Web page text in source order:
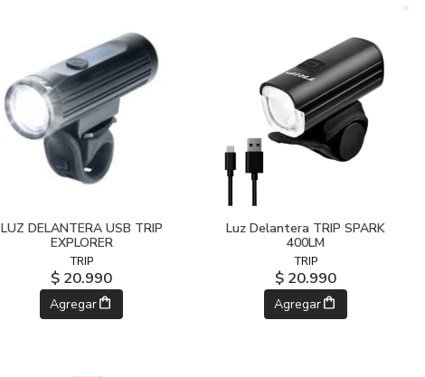
LUZ DELANTERA USB TRIP
EXPLORER
TRIP
$ 20.990
Agregar
Luz Delantera TRIP SPARK
400LM
TRIP
$ 20.990
Agregar